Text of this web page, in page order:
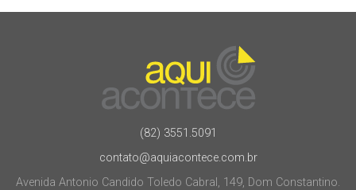
(82) 3551.5091
contato@aquiacontece.com.br
Avenida Antonio Candido Toledo Cabral, 149, Dom Constantino.